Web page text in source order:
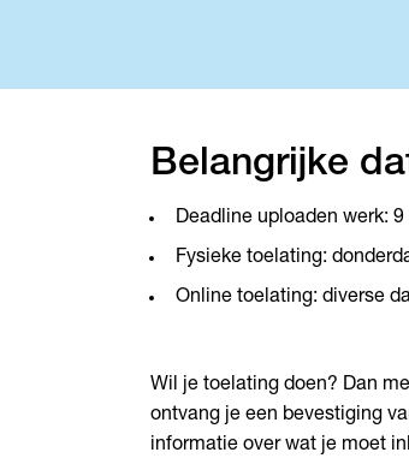
Belangrijke
Deadline uploaden werk:
Fysieke toelating:
Online toelating: diverse
Wil je toelating doen? Dan
ontvang je een bevestiging
informatie over wat je moet